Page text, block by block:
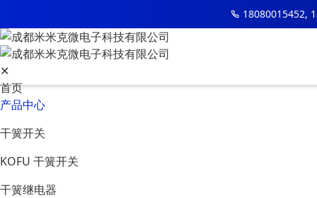
18080015452,
✕
首页
产品中心
干簧开关
KOFU 干簧开关
干簧继电器